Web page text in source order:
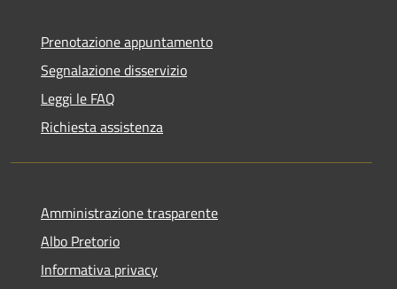
Prenotazione appuntamento
Segnalazione disservizio
Leggi le FAQ
Richiesta assistenza
Amministrazione trasparente
Albo Pretorio
Informativa privacy